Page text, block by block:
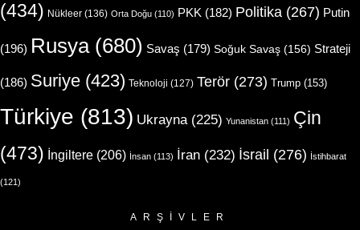
(434) Nükleer (136) Orta Doğu (110) PKK (182) Politika (267) Putin
(196) Rusya(680) Savaş (179) Soğuk Savaş (156) Strateji
(186) Suriye (423) Teknoloji (127) Terör (273) Trump (153)
Türkiye (813) Ukrayna(225) Yunanistan (111) Çin
(473) İngiltere (206) İnsan (113) İran (232) İsrail (276) İstihbarat
(121)
ARŞIVLER